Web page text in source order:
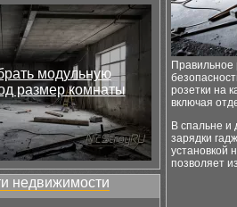
модульную
размер комнаты
недвижимости
Правильное
розетки на
включая
В спальне и
зарядки
установкой
позволяет